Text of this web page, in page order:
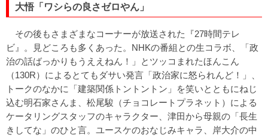
大悟「ワシらの良さゼロやん」
その後もさまざまなコーナーが放送された『27時間テレ
ビ』。見どころも多くあった。NHKの番組との生コラボ、「政
治の話ばっかりもうええねん！」とツッコまれたほんこん
（130R）によるとてもダサい発言「政治家に怒られんど！」、
トークのなかに「建築関係トントントン」を笑いとともにねじ
込む明石家さんま、松尾駿（チョコレートプラネット）による
ケータリングスタッフのキャラクター、津田から母親の「長生
きしてな」のひと言。ユースケのおなじみキャラ、岸大介の中